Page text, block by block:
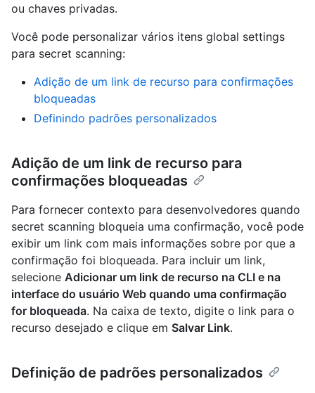
ou chaves privadas.
Você pode personalizar vários itens global settings
para secret scanning:
Adição de um link de recurso para confirmações
bloqueadas
Definindo padrões personalizados
Adição de um link de recurso para
confirmações bloqueadas
Para fornecer contexto para desenvolvedores quando
secret scanning bloqueia uma confirmação, você pode
exibir um link com mais informações sobre por que a
confirmação foi bloqueada. Para incluir um link,
selecione Adicionar um link de recurso na CLI e na
interface do usuário Web quando uma confirmação
for bloqueada. Na caixa de texto, digite o link para o
recurso desejado e clique em Salvar Link.
Definição de padrões personalizados